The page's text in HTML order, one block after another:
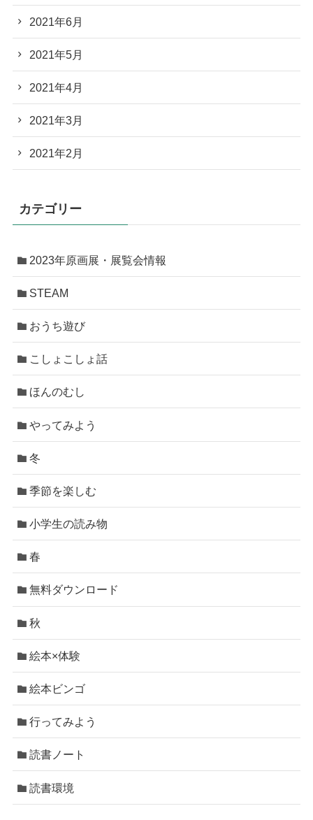
2021年6月
2021年5月
2021年4月
2021年3月
2021年2月
カテゴリー
2023年原画展・展覧会情報
STEAM
おうち遊び
こしょこしょ話
ほんのむし
やってみよう
冬
季節を楽しむ
小学生の読み物
春
無料ダウンロード
秋
絵本×体験
絵本ビンゴ
行ってみよう
読書ノート
読書環境